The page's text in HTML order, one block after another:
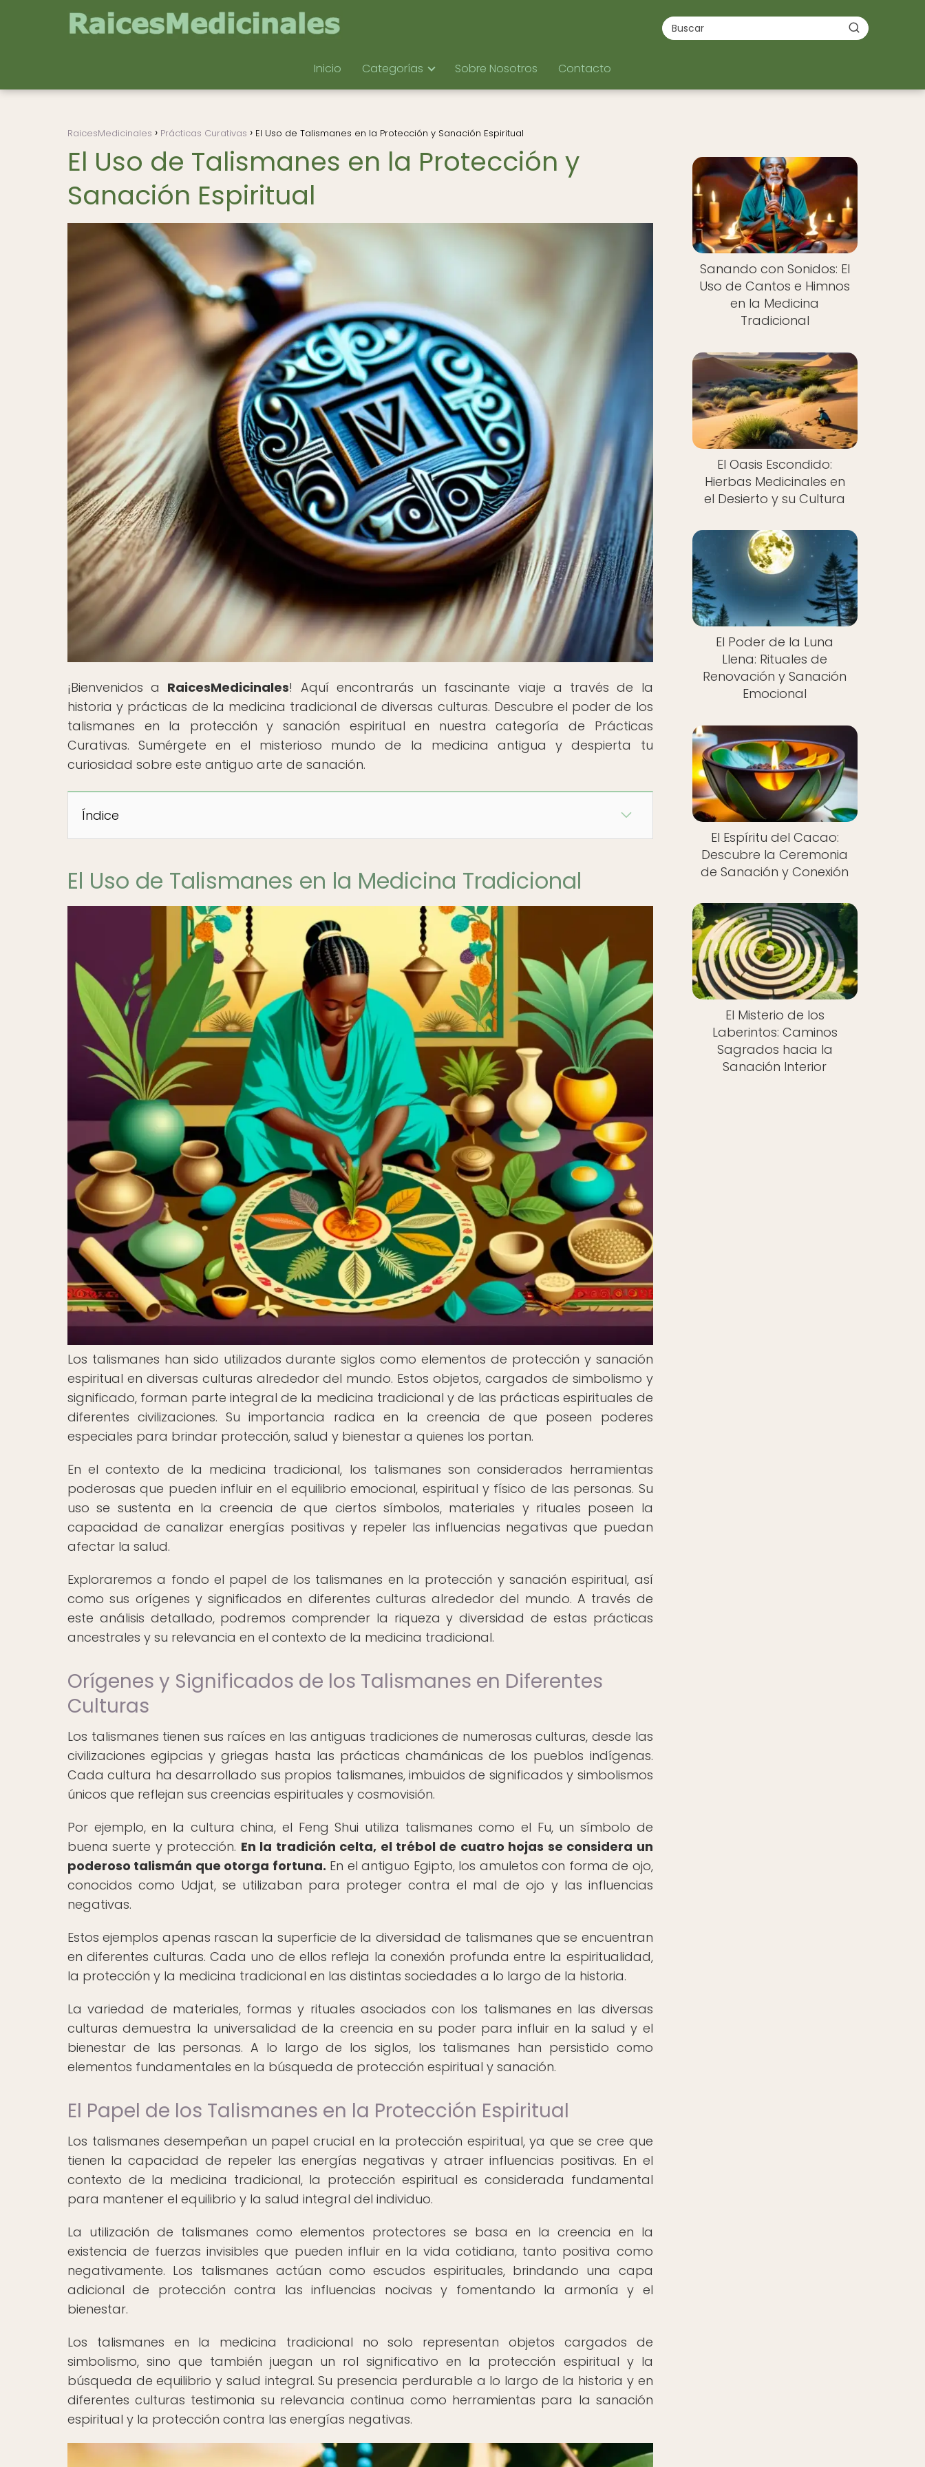
Inicio Categorías Sobre Nosotros Contacto
RaicesMedicinales Prácticas Curativas El Uso de Talismanes en la Protección y Sanación Espiritual
El Uso de Talismanes en la Protección y
Sanación Espiritual
¡Bienvenidos a RaicesMedicinales! Aquí encontrarás un fascinante viaje a través de la
historia y prácticas de la medicina tradicional de diversas culturas. Descubre el poder de los
talismanes en la protección y sanación espiritual en nuestra categoría de Prácticas
Curativas. Sumérgete en el misterioso mundo de la medicina antigua y despierta tu
curiosidad sobre este antiguo arte de sanación.
Índice
El Uso de Talismanes en la Medicina Tradicional
Los talismanes han sido utilizados durante siglos como elementos de protección y sanación
espiritual en diversas culturas alrededor del mundo. Estos objetos, cargados de simbolismo y
significado, forman parte integral de la medicina tradicional y de las prácticas espirituales de
diferentes civilizaciones. Su importancia radica en la creencia de que poseen poderes
especiales para brindar protección, salud y bienestar a quienes los portan.
En el contexto de la medicina tradicional, los talismanes son considerados herramientas
poderosas que pueden influir en el equilibrio emocional, espiritual y físico de las personas. Su
uso se sustenta en la creencia de que ciertos símbolos, materiales y rituales poseen la
capacidad de canalizar energías positivas y repeler las influencias negativas que puedan
afectar la salud.
Exploraremos a fondo el papel de los talismanes en la protección y sanación espiritual, así
como sus orígenes y significados en diferentes culturas alrededor del mundo. A través de
este análisis detallado, podremos comprender la riqueza y diversidad de estas prácticas
ancestrales y su relevancia en el contexto de la medicina tradicional.
Orígenes y Significados de los Talismanes en Diferentes
Culturas
Los talismanes tienen sus raíces en las antiguas tradiciones de numerosas culturas, desde las
civilizaciones egipcias y griegas hasta las prácticas chamánicas de los pueblos indígenas.
Cada cultura ha desarrollado sus propios talismanes, imbuidos de significados y simbolismos
únicos que reflejan sus creencias espirituales y cosmovisión.
Por ejemplo, en la cultura china, el Feng Shui utiliza talismanes como el Fu, un símbolo de
buena suerte y protección. En la tradición celta, el trébol de cuatro hojas se considera un
poderoso talismán que otorga fortuna. En el antiguo Egipto, los amuletos con forma de ojo,
conocidos como Udjat, se utilizaban para proteger contra el mal de ojo y las influencias
negativas.
Estos ejemplos apenas rascan la superficie de la diversidad de talismanes que se encuentran
en diferentes culturas. Cada uno de ellos refleja la conexión profunda entre la espiritualidad,
la protección y la medicina tradicional en las distintas sociedades a lo largo de la historia.
La variedad de materiales, formas y rituales asociados con los talismanes en las diversas
culturas demuestra la universalidad de la creencia en su poder para influir en la salud y el
bienestar de las personas. A lo largo de los siglos, los talismanes han persistido como
elementos fundamentales en la búsqueda de protección espiritual y sanación.
El Papel de los Talismanes en la Protección Espiritual
Los talismanes desempeñan un papel crucial en la protección espiritual, ya que se cree que
tienen la capacidad de repeler las energías negativas y atraer influencias positivas. En el
contexto de la medicina tradicional, la protección espiritual es considerada fundamental
para mantener el equilibrio y la salud integral del individuo.
La utilización de talismanes como elementos protectores se basa en la creencia en la
existencia de fuerzas invisibles que pueden influir en la vida cotidiana, tanto positiva como
negativamente. Los talismanes actúan como escudos espirituales, brindando una capa
adicional de protección contra las influencias nocivas y fomentando la armonía y el
bienestar.
Los talismanes en la medicina tradicional no solo representan objetos cargados de
simbolismo, sino que también juegan un rol significativo en la protección espiritual y la
búsqueda de equilibrio y salud integral. Su presencia perdurable a lo largo de la historia y en
diferentes culturas testimonia su relevancia continua como herramientas para la sanación
espiritual y la protección contra las energías negativas.
Sanando con Sonidos: El
Uso de Cantos e Himnos
en la Medicina
Tradicional
El Oasis Escondido:
Hierbas Medicinales en
el Desierto y su Cultura
El Poder de la Luna
Llena: Rituales de
Renovación y Sanación
Emocional
El Espíritu del Cacao:
Descubre la Ceremonia
de Sanación y Conexión
El Misterio de los
Laberintos: Caminos
Sagrados hacia la
Sanación Interior